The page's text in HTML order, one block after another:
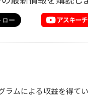
ラムによる収益を得て